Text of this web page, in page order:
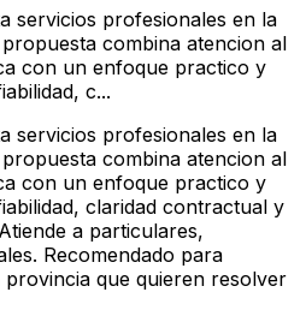
servicios profesionales en la
combina atencion al
con un enfoque practico y
c...
servicios profesionales en la
combina atencion al
con un enfoque practico y
claridad contractual y
a particulares,
Recomendado para
que quieren resolver